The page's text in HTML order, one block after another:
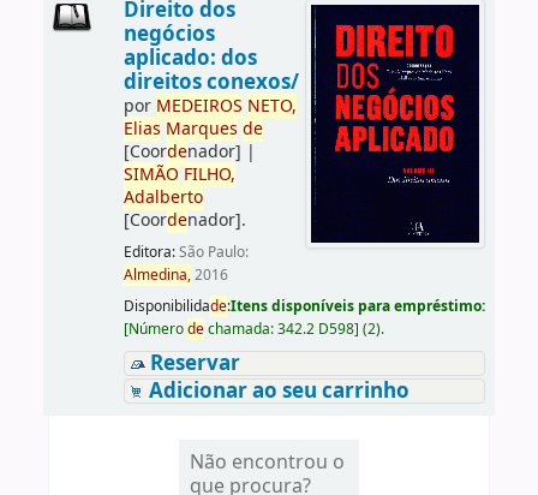
Direito dos
negócios
aplicado: dos
direitos conexos/
por MEDEIROS NETO,
Elias Marques de
[Coordenador] |
SIMÃO FILHO,
Adalberto
[Coordenador].
Editora:São Paulo:
Almedina,2016
Disponibilidade:Itens disponíveis para empréstimo:
[Númerodechamada:342.2 D598] (2).
Reservar
Adicionar ao seu carrinho
Não encontrou o
que procura?